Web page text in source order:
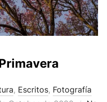
, Escritos, Fotografía